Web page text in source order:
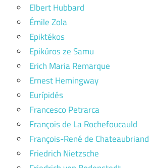
Elbert Hubbard
Émile Zola
Epiktékos
Epikúros ze Samu
Erich Maria Remarque
Ernest Hemingway
Eurípidés
Francesco Petrarca
François de La Rochefoucauld
François-René de Chateaubriand
Friedrich Nietzsche